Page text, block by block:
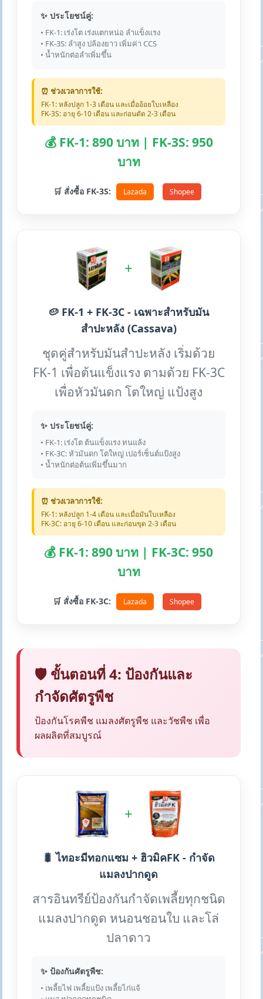
✨ ประโยชน์คู่:
• FK-1: เร่งโต เร่งแตกหน่อ ลำแข็งแรง
• FK-3S: ลำสูง ปล้องยาว เพิ่มค่า CCS
• น้ำหนักต่อลำเพิ่มขึ้น
⏰ ช่วงเวลาการใช้:
FK-1: หลังปลูก 1-3 เดือน และเมื่ออ้อยใบเหลือง
FK-3S: อายุ 6-10 เดือน และก่อนตัด 2-3 เดือน
💰 FK-1: 890 บาท | FK-3S: 950
บาท
🛒 สั่งซื้อ FK-3S: Lazada Shopee
+
🥔 FK-1 + FK-3C - เฉพาะสำหรับมัน
สำปะหลัง (Cassava)
ชุดคู่สำหรับมันสำปะหลัง เริ่มด้วย
FK-1 เพื่อต้นแข็งแรง ตามด้วย FK-3C
เพื่อหัวมันดก โตใหญ่ แป้งสูง
✨ ประโยชน์คู่:
• FK-1: เร่งโต ต้นแข็งแรง ทนแล้ง
• FK-3C: หัวมันดก โตใหญ่ เปอร์เซ็นต์แป้งสูง
• น้ำหนักต่อต้นเพิ่มขึ้นมาก
⏰ ช่วงเวลาการใช้:
FK-1: หลังปลูก 1-4 เดือน และเมื่อมันใบเหลือง
FK-3C: อายุ 6-10 เดือน และก่อนขุด 2-3 เดือน
💰 FK-1: 890 บาท | FK-3C: 950
บาท
🛒 สั่งซื้อ FK-3C: Lazada Shopee
🛡️ ขั้นตอนที่ 4: ป้องกันและ
กำจัดศัตรูพืช
ป้องกันโรคพืช แมลงศัตรูพืช และวัชพืช เพื่อ
ผลผลิตที่สมบูรณ์
+
🐛 ไทอะมีทอกแซม + ฮิวมิคFK - กำจัด
แมลงปากดูด
สารอินทรีย์ป้องกันกำจัดเพลี้ยทุกชนิด
แมลงปากดูด หนอนชอนใบ และโล่
ปลาดาว
✨ ป้องกันศัตรูพืช:
• เพลี้ยไฟ เพลี้ยแป้ง เพลี้ยไก่แจ้